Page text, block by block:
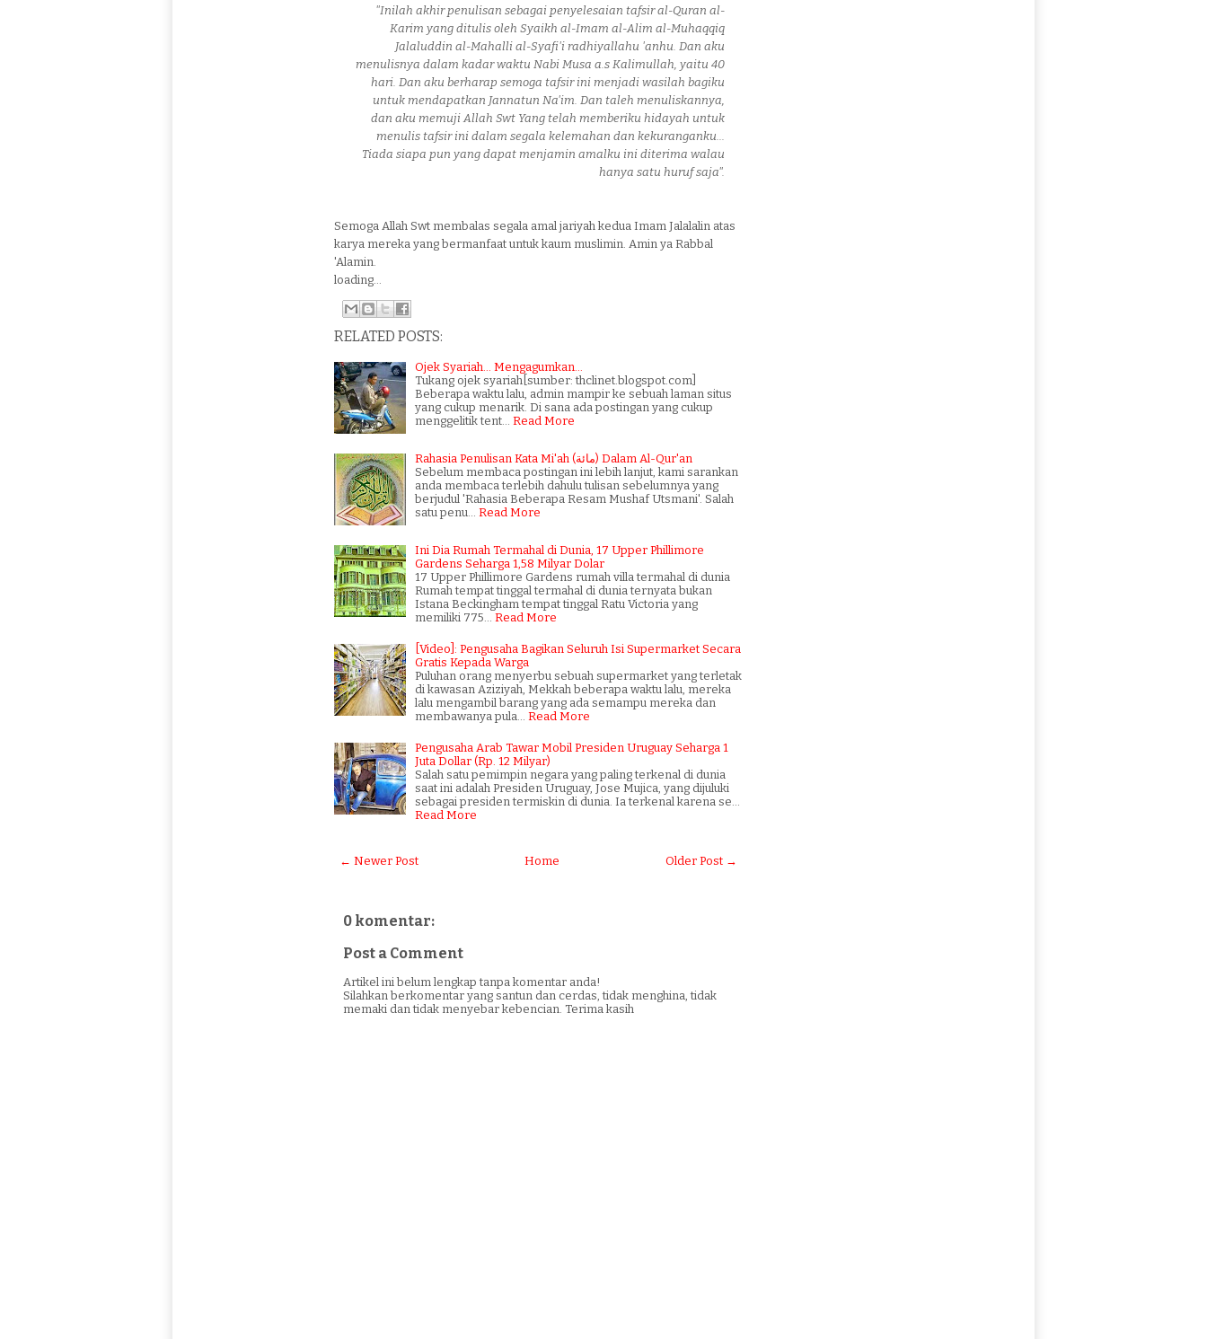
"Inilah akhir penulisan sebagai penyelesaian tafsir al-Quran al-
Karim yang ditulis oleh Syaikh al-Imam al-Alim al-Muhaqqiq
Jalaluddin al-Mahalli al-Syafi'i radhiyallahu 'anhu. Dan aku
menulisnya dalam kadar waktu Nabi Musa a.s Kalimullah, yaitu 40
hari. Dan aku berharap semoga tafsir ini menjadi wasilah bagiku
untuk mendapatkan Jannatun Na'im. Dan taleh menuliskannya,
dan aku memuji Allah Swt Yang telah memberiku hidayah untuk
menulis tafsir ini dalam segala kelemahan dan kekuranganku...
Tiada siapa pun yang dapat menjamin amalku ini diterima walau
hanya satu huruf saja".
Semoga Allah Swt membalas segala amal jariyah kedua Imam Jalalalin atas
karya mereka yang bermanfaat untuk kaum muslimin. Amin ya Rabbal
'Alamin.
loading...
RELATED POSTS:
Ojek Syariah... Mengagumkan...
Tukang ojek syariah[sumber: thclinet.blogspot.com]
Beberapa waktu lalu, admin mampir ke sebuah laman situs
yang cukup menarik. Di sana ada postingan yang cukup
menggelitik tent…
Read More
Rahasia Penulisan Kata Mi'ah (مائة) Dalam Al-Qur'an
Sebelum membaca postingan ini lebih lanjut, kami sarankan
anda membaca terlebih dahulu tulisan sebelumnya yang
berjudul 'Rahasia Beberapa Resam Mushaf Utsmani'. Salah
satu penu…
Read More
Ini Dia Rumah Termahal di Dunia, 17 Upper Phillimore
Gardens Seharga 1,58 Milyar Dolar
17 Upper Phillimore Gardens rumah villa termahal di dunia
Rumah tempat tinggal termahal di dunia ternyata bukan
Istana Beckingham tempat tinggal Ratu Victoria yang
memiliki 775…
Read More
[Video]: Pengusaha Bagikan Seluruh Isi Supermarket Secara
Gratis Kepada Warga
Puluhan orang menyerbu sebuah supermarket yang terletak
di kawasan Aziziyah, Mekkah beberapa waktu lalu, mereka
lalu mengambil barang yang ada semampu mereka dan
membawanya pula…
Read More
Pengusaha Arab Tawar Mobil Presiden Uruguay Seharga 1
Juta Dollar (Rp. 12 Milyar)
Salah satu pemimpin negara yang paling terkenal di dunia
saat ini adalah Presiden Uruguay, Jose Mujica, yang dijuluki
sebagai presiden termiskin di dunia. Ia terkenal karena se…
Read More
← Newer Post Older Post →
Home
0 komentar:
Post a Comment
Artikel ini belum lengkap tanpa komentar anda!
Silahkan berkomentar yang santun dan cerdas, tidak menghina, tidak
memaki dan tidak menyebar kebencian. Terima kasih